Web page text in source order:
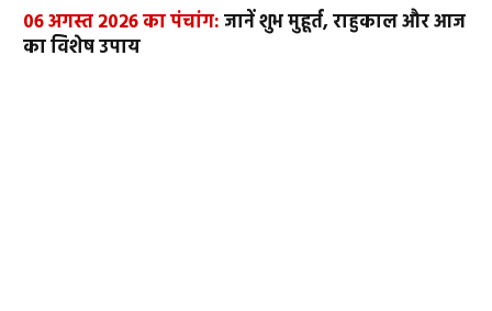
06 अगस्त 2026 का पंचांग:जानें शुभ मुहूर्त, राहुकाल और आज
का विशेष उपाय